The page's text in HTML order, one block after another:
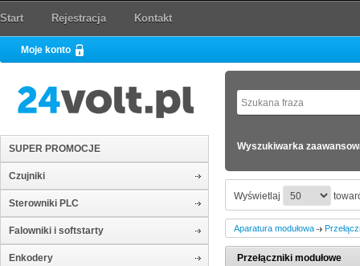
Start Rejestracja Kontakt
Moje konto
SUPER PROMOCJE
Czujniki
Sterowniki PLC
Falowniki i softstarty
Enkodery
Wyszukiwarka
Wyświetlaj
Aparatura modułowa
Przełączniki modułowe